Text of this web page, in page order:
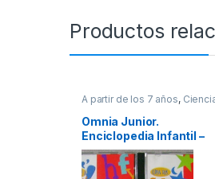
Productos
A partir de los 7 años,
Sociales
Diccionarios y Enciclopedias
Didácticos,Educación y
Pedagogía,Infantil,
Informática y Tecnología
Interes General,
tecnicos
Omnia Junior.
Enciclopedia Infantil –
Planeta